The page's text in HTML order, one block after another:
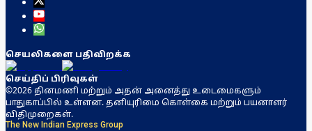
செயலிகளை பதிவிறக்க
செய்திப் பிரிவுகள்
©2026 தினமணி மற்றும் அதன் அனைத்து உடைமைகளும்
பாதுகாப்பில் உள்ளன. தனியுரிமை கொள்கை மற்றும் பயனாளர்
விதிமுறைகள்.
The New Indian Express Group